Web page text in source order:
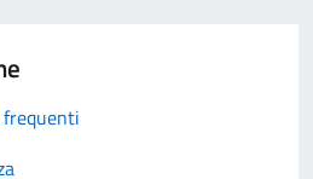
frequenti